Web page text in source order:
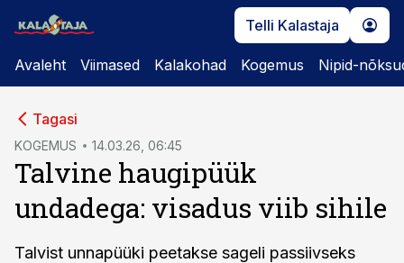
Telli Kalastaja
Avaleht Viimased Kalakohad Kogemus Nipid-
Tagasi
KOGEMUS 14.03.26, 06:45
Talvine haugipüük
undadega: visadus viib sihile
Talvist unnapüüki peetakse sageli passiivseks